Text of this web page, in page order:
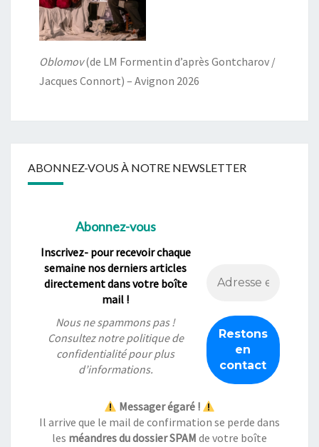
Oblomov(de LM Formentin d’après Gontcharov /
Jacques Connort) – Avignon 2026
ABONNEZ-VOUS À NOTRE NEWSLETTER
Abonnez-vous
Inscrivez- pour recevoir chaque
semaine nos derniers articles
directement dans votre boîte
mail !
Nous ne spammons pas !
Consultez notrepolitique de
confidentialitépour plus
d’informations.
Messager égaré !
Il arrive que le mail de confirmation se perde dans
les méandres du dossier SPAM de votre boîte